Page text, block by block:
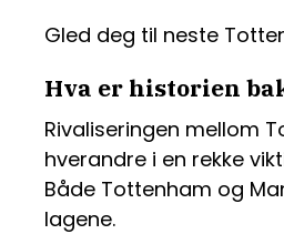
Gled deg til neste
Hva er historien
Rivaliseringen mellom
hverandre i en rekke
Både Tottenham og
lagene.